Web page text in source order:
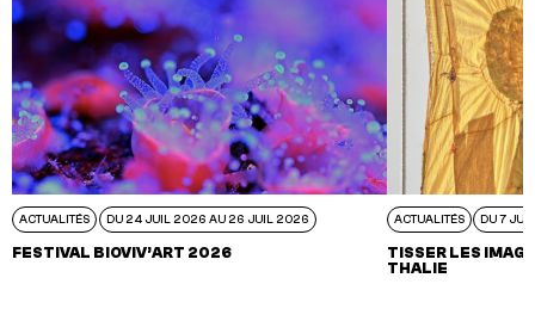
ACTUALITÉS DU 24 JUIL 2026 AU 26 JUIL 2026
FESTIVAL BIOVIV’ART 2026
ACTUALITÉS DU 7
TISSER LES
THALIE